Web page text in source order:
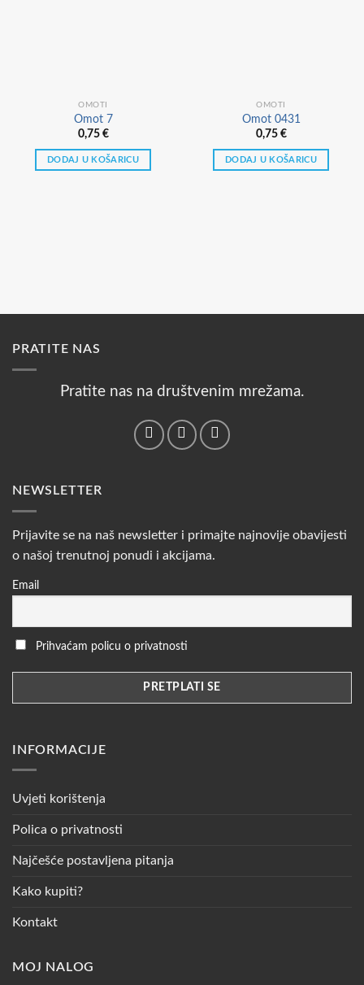
OMOTI
Omot 7
0,75 €
DODAJ U KOŠARICU
OMOTI
Omot 0431
0,75 €
DODAJ U KOŠARICU
PRATITE NAS
Pratite nas na društvenim mrežama.
NEWSLETTER
Prijavite se na naš newsletter i primajte najnovije obavijesti
o našoj trenutnoj ponudi i akcijama.
Email
Prihvaćam policu o privatnosti
INFORMACIJE
Uvjeti korištenja
Polica o privatnosti
Najčešće postavljena pitanja
Kako kupiti?
Kontakt
MOJ NALOG